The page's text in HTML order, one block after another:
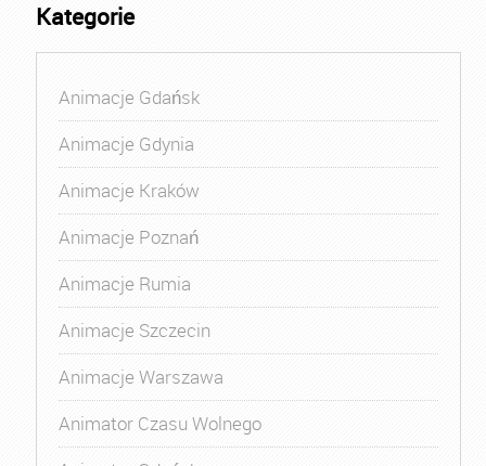
Kategorie
Animacje Gdańsk
Animacje Gdynia
Animacje Kraków
Animacje Poznań
Animacje Rumia
Animacje Szczecin
Animacje Warszawa
Animator Czasu Wolnego